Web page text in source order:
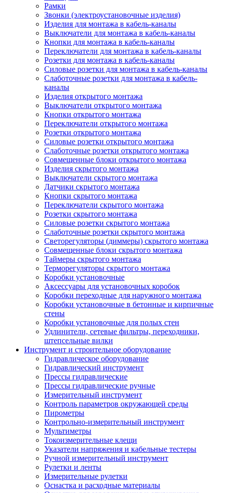
Рамки
Звонки (электроустановочные изделия)
Изделия для монтажа в кабель-каналы
Выключатели для монтажа в кабель-каналы
Кнопки для монтажа в кабель-каналы
Переключатели для монтажа в кабель-каналы
Розетки для монтажа в кабель-каналы
Силовые розетки для монтажа в кабель-каналы
Слаботочные розетки для монтажа в кабель-
каналы
Изделия открытого монтажа
Выключатели открытого монтажа
Кнопки открытого монтажа
Переключатели открытого монтажа
Розетки открытого монтажа
Силовые розетки открытого монтажа
Слаботочные розетки открытого монтажа
Совмещенные блоки открытого монтажа
Изделия скрытого монтажа
Выключатели скрытого монтажа
Датчики скрытого монтажа
Кнопки скрытого монтажа
Переключатели скрытого монтажа
Розетки скрытого монтажа
Силовые розетки скрытого монтажа
Слаботочные розетки скрытого монтажа
Светорегуляторы (диммеры) скрытого монтажа
Совмещенные блоки скрытого монтажа
Таймеры скрытого монтажа
Терморегуляторы скрытого монтажа
Коробки установочные
Аксессуары для установочных коробок
Коробки переходные для наружного монтажа
Коробки установочные в бетонные и кирпичные
стены
Коробки установочные для полых стен
Удлинители, сетевые фильтры, переходники,
штепсельные вилки
Инструмент и строительное оборудование
Гидравлическое оборудование
Гидравлический инструмент
Прессы гидравлические
Прессы гидравлические ручные
Измерительный инструмент
Контроль параметров окружающей среды
Пирометры
Контрольно-измерительный инструмент
Мультиметры
Токоизмерительные клещи
Указатели напряжения и кабельные тестеры
Ручной измерительный инструмент
Рулетки и ленты
Измерительные рулетки
Оснастка и расходные материалы